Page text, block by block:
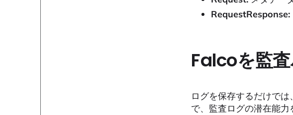
RequestResponse:
Falcoを監
ログを保存するだけで
で、監査ログの潜在能力